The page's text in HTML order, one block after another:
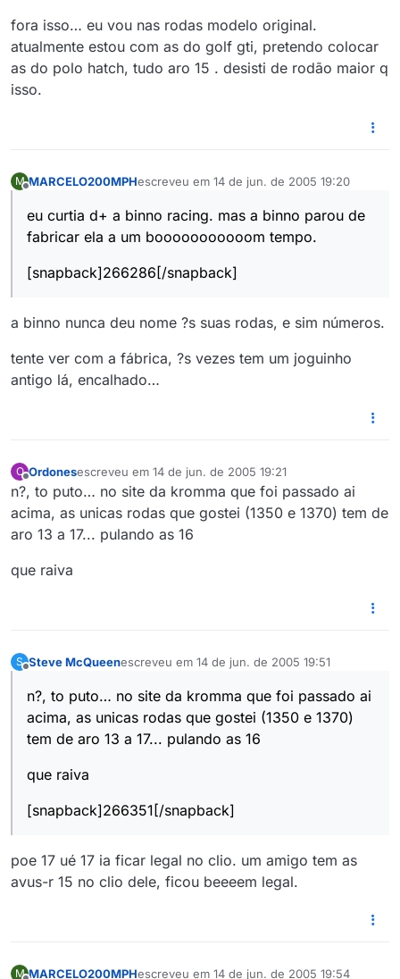
fora isso… eu vou nas rodas modelo original.
atualmente estou com as do golf gti, pretendo colocar
as do polo hatch, tudo aro 15 . desisti de rodão maior q
isso.
M MARCELO200MPHescreveu em 14 de jun. de 2005 19:20
última edição por
eu curtia d+ a binno racing. mas a binno parou de
fabricar ela a um booooooooooom tempo.
[snapback]266286[/snapback]
a binno nunca deu nome ?s suas rodas, e sim números.
tente ver com a fábrica, ?s vezes tem um joguinho
antigo lá, encalhado…
O
Offline
Ordonesescreveu em 14 de jun. de 2005 19:21
última edição por
n?, to puto… no site da kromma que foi passado ai
acima, as unicas rodas que gostei (1350 e 1370) tem de
aro 13 a 17... pulando as 16
que raiva
S Steve McQueenescreveu em 14 de jun. de 2005 19:51
última edição por
n?, to puto… no site da kromma que foi passado ai
acima, as unicas rodas que gostei (1350 e 1370)
tem de aro 13 a 17... pulando as 16
que raiva
[snapback]266351[/snapback]
poe 17 ué 17 ia ficar legal no clio. um amigo tem as
avus-r 15 no clio dele, ficou beeeem legal.
M MARCELO200MPHescreveu em 14 de jun. de 2005 19:54